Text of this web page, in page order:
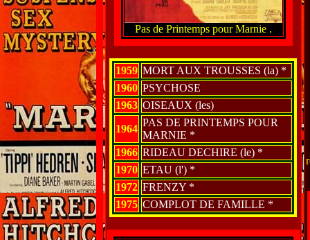
Pas de Printemps pour Marnie .
1959 MORT AUX TROUSSES (la) *
1960 PSYCHOSE
1963 OISEAUX (les)
1964
PAS DE PRINTEMPS POUR
MARNIE *
1966 RIDEAU DECHIRE (le) *
1970 ETAU (l') *
1972 FRENZY *
1975 COMPLOT DE FAMILLE *